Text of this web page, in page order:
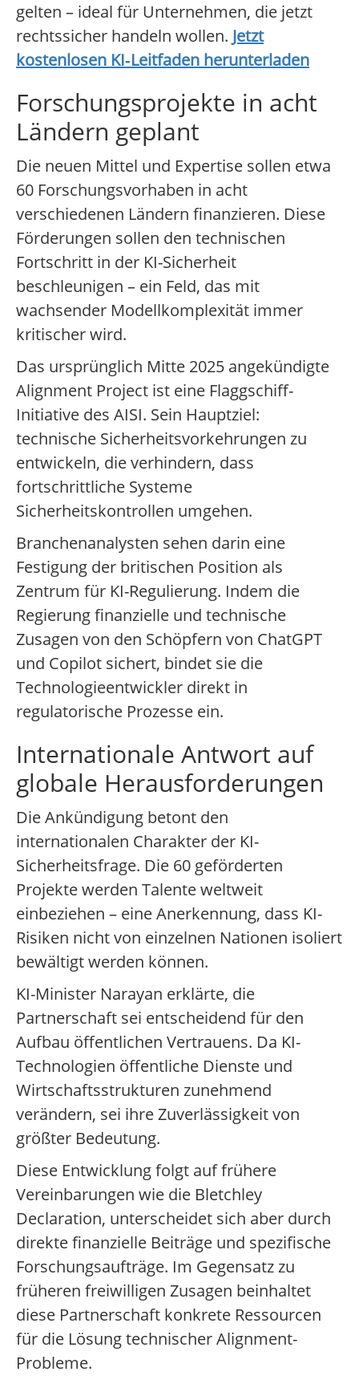
gelten – ideal für Unternehmen, die jetzt
rechtssicher handeln wollen. Jetzt
kostenlosen KI‑Leitfaden herunterladen
Forschungsprojekte in acht
Ländern geplant
Die neuen Mittel und Expertise sollen etwa
60 Forschungsvorhaben in acht
verschiedenen Ländern finanzieren. Diese
Förderungen sollen den technischen
Fortschritt in der KI-Sicherheit
beschleunigen – ein Feld, das mit
wachsender Modellkomplexität immer
kritischer wird.
Das ursprünglich Mitte 2025 angekündigte
Alignment Project ist eine Flaggschiff-
Initiative des AISI. Sein Hauptziel:
technische Sicherheitsvorkehrungen zu
entwickeln, die verhindern, dass
fortschrittliche Systeme
Sicherheitskontrollen umgehen.
Branchenanalysten sehen darin eine
Festigung der britischen Position als
Zentrum für KI-Regulierung. Indem die
Regierung finanzielle und technische
Zusagen von den Schöpfern von ChatGPT
und Copilot sichert, bindet sie die
Technologieentwickler direkt in
regulatorische Prozesse ein.
Internationale Antwort auf
globale Herausforderungen
Die Ankündigung betont den
internationalen Charakter der KI-
Sicherheitsfrage. Die 60 geförderten
Projekte werden Talente weltweit
einbeziehen – eine Anerkennung, dass KI-
Risiken nicht von einzelnen Nationen isoliert
bewältigt werden können.
KI-Minister Narayan erklärte, die
Partnerschaft sei entscheidend für den
Aufbau öffentlichen Vertrauens. Da KI-
Technologien öffentliche Dienste und
Wirtschaftsstrukturen zunehmend
verändern, sei ihre Zuverlässigkeit von
größter Bedeutung.
Diese Entwicklung folgt auf frühere
Vereinbarungen wie die Bletchley
Declaration, unterscheidet sich aber durch
direkte finanzielle Beiträge und spezifische
Forschungsaufträge. Im Gegensatz zu
früheren freiwilligen Zusagen beinhaltet
diese Partnerschaft konkrete Ressourcen
für die Lösung technischer Alignment-
Probleme.